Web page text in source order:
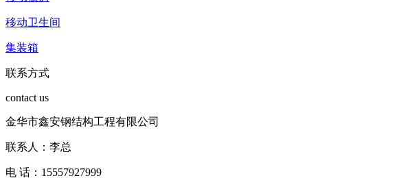
移动卫生间
集装箱
联系方式
contact us
金华市鑫安钢结构工程有限公司
联系人：李总
电 话：15557927999